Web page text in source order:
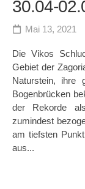
30.04-
Mai 13, 2021
Die Vikos
Gebiet der
Naturstein, ihre
Bogenbrücken
der Rekorde
zumindest
am tiefsten
aus...